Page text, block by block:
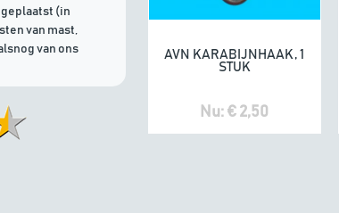
(in
van mast,
van ons
In winkelwagen
AVN KARABIJNHAAK, 1
STUK
Nu: € 2,50